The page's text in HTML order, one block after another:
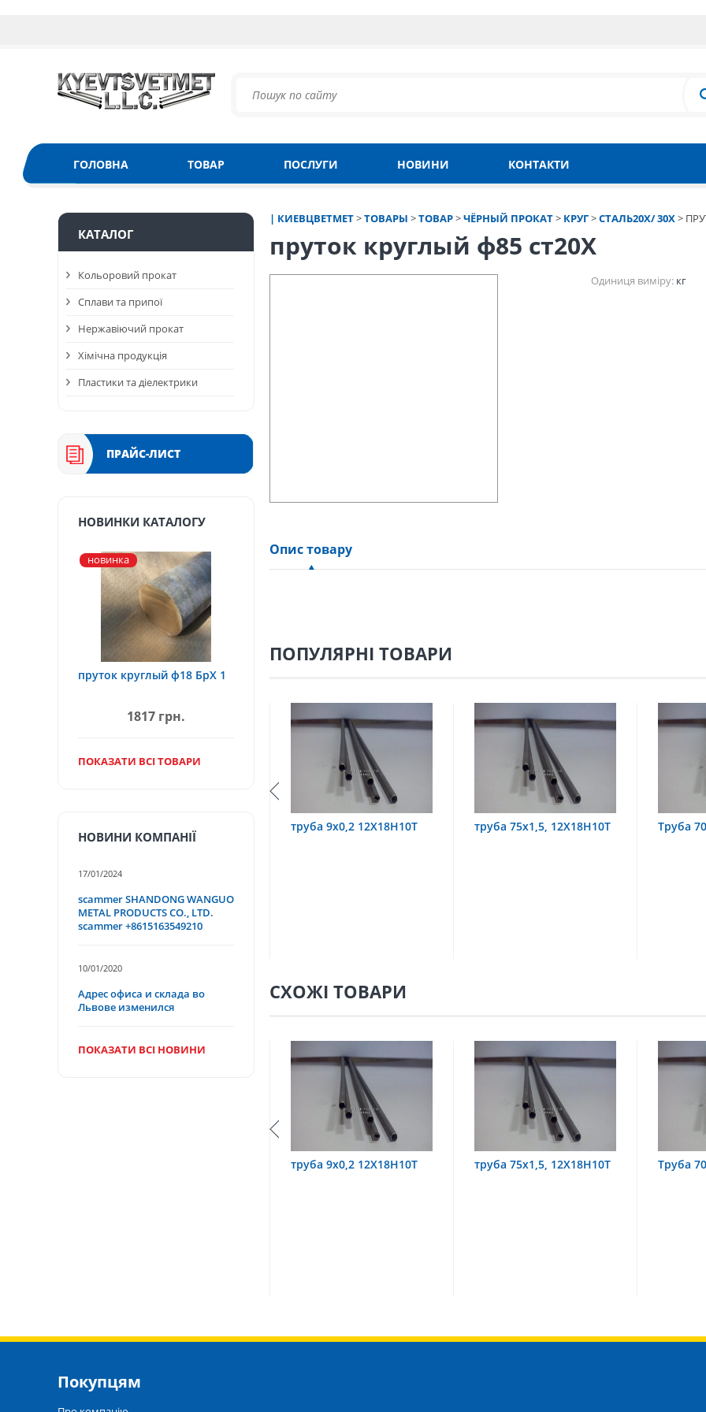
ГОЛОВНА ТОВАР ПОСЛУГИ НОВИНИ КОНТАКТИ
| КИЕВЦВЕТМЕТ>ТОВАРЫ >ТОВАР>ЧЁРНЫЙ ПРОКАТ> КРУГ>СТАЛЬ20Х/ 30Х>
пруток круглый ф85 ст20Х
Одиниця виміру:кг
Опис товару
ПОПУЛЯРНІ ТОВАРИ
труба 75х1,5, 12Х18Н10Т Труба 70х8 08Х22Н6Т
СХОЖІ ТОВАРИ
труба 75х1,5, 12Х18Н10Т Труба 70х8 08Х22Н6Т
КАТАЛОГ
Кольоровий прокат
Сплави та припої
Нержавіючий прокат
Хімічна продукція
Пластики та діелектрики
ПРАЙС-ЛИСТ
НОВИНКИ КАТАЛОГУ
новинка
пруток круглый ф18 БрХ 1
1817 грн.
ПОКАЗАТИ ВСІ ТОВАРИ
НОВИНИ КОМПАНІЇ
17/01/2024
scammer SHANDONG WANGUO
METAL PRODUCTS CO., LTD.
scammer +8615163549210
10/01/2020
Адрес офиса и склада во
Львове изменился
ПОКАЗАТИ ВСІ НОВИНИ
Покупцям